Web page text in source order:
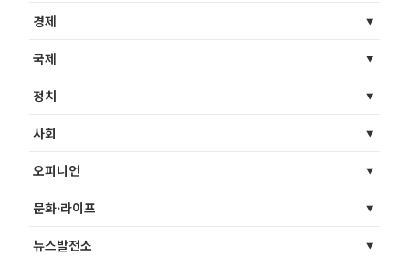
경제
국제
정치
사회
오피니언
문화·라이프
뉴스발전소